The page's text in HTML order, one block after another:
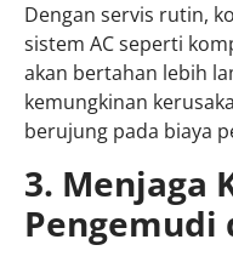
Dengan servis rutin,
sistem AC seperti
akan bertahan lebih
kemungkinan
berujung pada biaya
3. Menjaga
Pengemudi